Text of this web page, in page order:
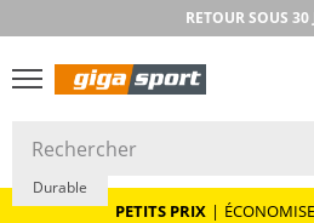
RETOUR SOUS 30
PETITS PRIX
PETITS PRIX |
Durable